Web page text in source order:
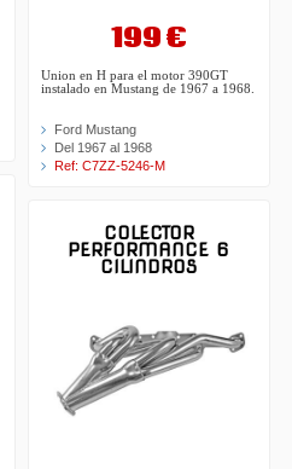
199 €
Union en H para el motor 390GT
instalado en Mustang de 1967 a 1968.
Ford Mustang
Del 1967 al 1968
Ref: C7ZZ-5246-M
COLECTOR
PERFORMANCE 6
CILINDROS